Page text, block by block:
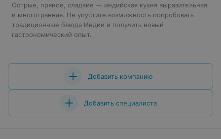
Острые, пряное, сладкие — индийская кухня выразительная
и многогранная. Не упустите возможность попробовать
традиционные блюда Индии и получить новый
гастрономический опыт.
Добавить компанию
Добавить специалиста